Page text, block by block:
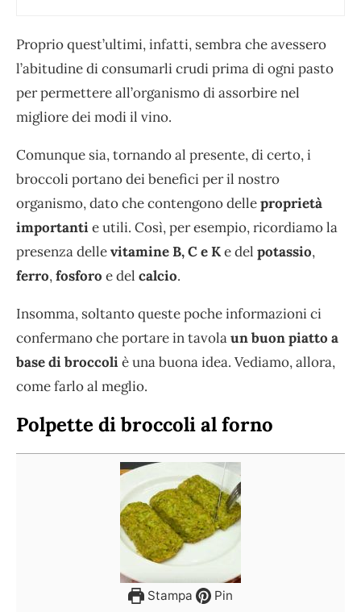
Proprio quest’ultimi, infatti, sembra che avessero
l’abitudine di consumarli crudi prima di ogni pasto
per permettere all’organismo di assorbire nel
migliore dei modi il vino.
Comunque sia, tornando al presente, di certo, i
broccoli portano dei benefici per il nostro
organismo, dato che contengono delleproprietà
importantie utili. Così, per esempio, ricordiamo la
presenza dellevitamine B, C e Ke del potassio,
ferro,fosforo e del calcio.
Insomma, soltanto queste poche informazioni ci
confermano che portare in tavolaun buon piatto a
base di broccoliè una buona idea. Vediamo, allora,
come farlo al meglio.
Polpette di broccoli al forno
Stampa Pin